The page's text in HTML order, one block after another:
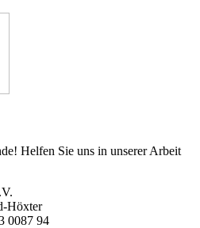
Helfen Sie uns in unserer Arbeit
Höxter
0087 94